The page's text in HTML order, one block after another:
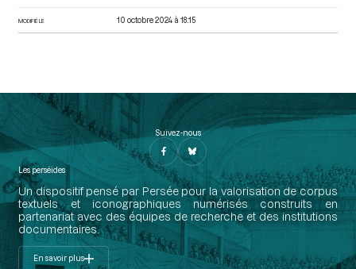
MODIFIÉ LE 10 octobre 2024 à 18:15
Suivez-nous
Les perséides
Un dispositif pensé par Persée pour la valorisation de corpus
textuels et iconographiques numérisés construits en
partenariat avec des équipes de recherche et des institutions
documentaires.
En savoir plus